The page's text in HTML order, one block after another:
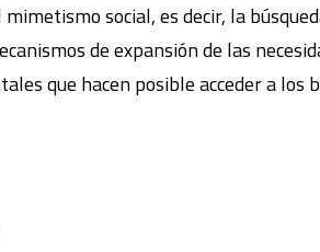
mimetismo social, es decir, la
de expansión de las
que hacen posible acceder a los